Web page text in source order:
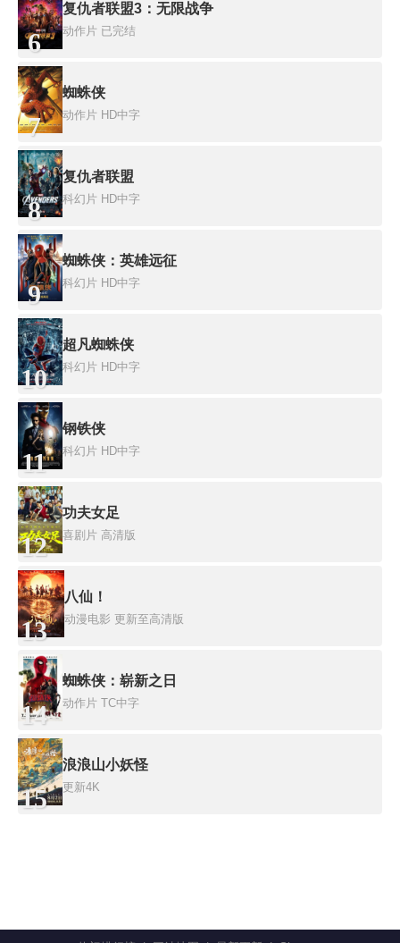
6
复仇者联盟3：无限战争
动作片 已完结
7
蜘蛛侠
动作片 HD中字
8
复仇者联盟
科幻片 HD中字
9
蜘蛛侠：英雄远征
科幻片 HD中字
10
超凡蜘蛛侠
科幻片 HD中字
11
钢铁侠
科幻片 HD中字
12
功夫女足
喜剧片 高清版
13
八仙！
动漫电影 更新至高清版
14
蜘蛛侠：崭新之日
动作片 TC中字
15
浪浪山小妖怪
更新4K